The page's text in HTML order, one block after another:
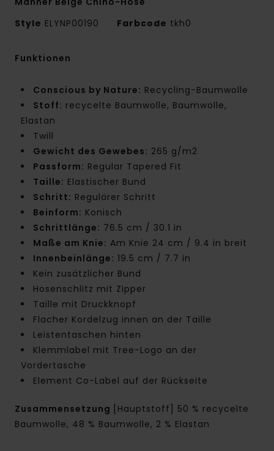
Style ELYNP00190 Farbcode tkh0
Funktionen
Conscious by Nature: Recycling-Baumwolle
Stoff: recycelte Baumwolle, Baumwolle,
Elastan
Twill
Gewicht des Gewebes: 265 g/m2
Passform: Regular Tapered Fit
Taille: Elastischer Bund
Schritt: Regulärer Schritt
Beinform: Konisch
Schrittlänge: 76.5 cm / 30.1 in
Maße am Knie: Am Knie 24 cm / 9.4 in breit
Innenbeinlänge: 19.5 cm / 7.7 in
Kein zusätzlicher Bund
Hosenschlitz mit Zipper
Taille mit Druckknopf
Flacher Kordelzug innen an der Taille
Leistentaschen hinten
Klemmlabel mit Tree-Logo an der
Vordertasche
Element Co-Label auf der Rückseite
Zusammensetzung
[Hauptstoff] 50 % recycelte
Baumwolle, 48 % Baumwolle, 2 % Elastan